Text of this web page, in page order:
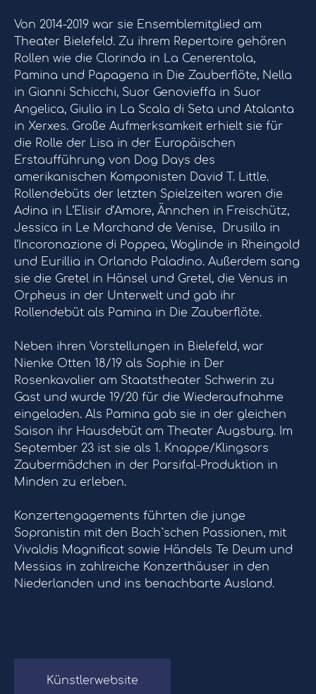
Von 2014-2019 war sie Ensemblemitglied am
Theater Bielefeld. Zu ihrem Repertoire gehören
Rollen wie die Clorinda in La Cenerentola,
Pamina und Papagena in Die Zauberflöte, Nella
in Gianni Schicchi, Suor Genovieffa in Suor
Angelica, Giulia in La Scala di Seta und Atalanta
in Xerxes. Große Aufmerksamkeit erhielt sie für
die Rolle der Lisa in der Europäischen
Erstaufführung von Dog Days des
amerikanischen Komponisten David T. Little.
Rollendebüts der letzten Spielzeiten waren die
Adina in L’Elisir d’Amore, Ännchen in Freischütz,
Jessica in Le Marchand de Venise, Drusilla in
l’Incoronazione di Poppea, Woglinde in Rheingold
und Eurillia in Orlando Paladino. Außerdem sang
sie die Gretel in Hänsel und Gretel, die Venus in
Orpheus in der Unterwelt und gab ihr
Rollendebüt als Pamina in Die Zauberflöte.
Neben ihren Vorstellungen in Bielefeld, war
Nienke Otten 18/19 als Sophie in Der
Rosenkavalier am Staatstheater Schwerin zu
Gast und wurde 19/20 für die Wiederaufnahme
eingeladen. Als Pamina gab sie in der gleichen
Saison ihr Hausdebüt am Theater Augsburg. Im
September 23 ist sie als 1. Knappe/Klingsors
Zaubermädchen in der Parsifal-Produktion in
Minden zu erleben.
Konzertengagements führten die junge
Sopranistin mit den Bach`schen Passionen, mit
Vivaldis Magnificat sowie Händels Te Deum und
Messias in zahlreiche Konzerthäuser in den
Niederlanden und ins benachbarte Ausland.
Künstlerwebsite